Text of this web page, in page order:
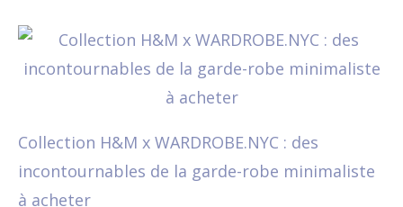
Collection H&M x WARDROBE.NYC : des
incontournables de la garde-robe minimaliste
à acheter